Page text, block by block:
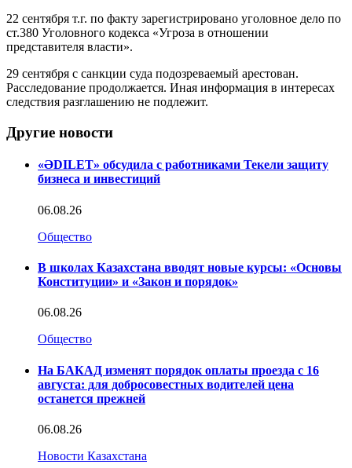
22 сентября т.г. по факту зарегистрировано уголовное дело по
ст.380 Уголовного кодекса «Угроза в отношении
представителя власти».
29 сентября с санкции суда подозреваемый арестован.
Расследование продолжается. Иная информация в интересах
следствия разглашению не подлежит.
Другие новости
«ӘDILET» обсудила с работниками Текели защиту
бизнеса и инвестиций
06.08.26
Общество
В школах Казахстана вводят новые курсы: «Основы
Конституции» и «Закон и порядок»
06.08.26
Общество
На БАКАД изменят порядок оплаты проезда с 16
августа: для добросовестных водителей цена
останется прежней
06.08.26
Новости Казахстана